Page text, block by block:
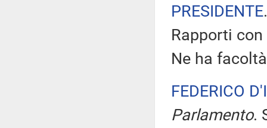
PRESIDENTE
Rapporti
Ne ha
FEDERICO
Parlamento.